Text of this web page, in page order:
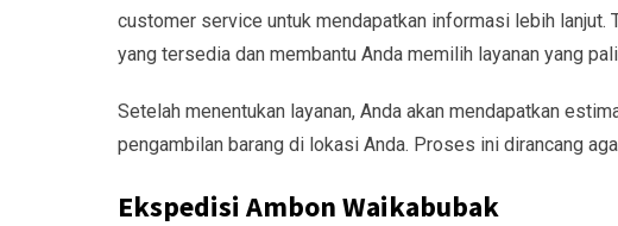
customer service untuk mendapatkan informasi lebih lanjut.
yang tersedia dan membantu Anda memilih layanan yang
Setelah menentukan layanan, Anda akan mendapatkan
pengambilan barang di lokasi Anda. Proses ini dirancang
Ekspedisi Ambon Waikabubak